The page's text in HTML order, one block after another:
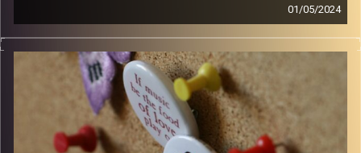
01/05/2024
קלאסיקות רוק עם אורן הוף
קרדיט תמונות: włodi